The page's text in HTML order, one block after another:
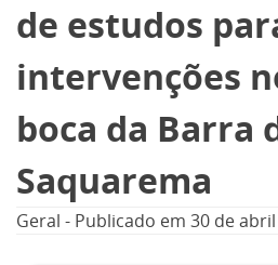
Cidades
Política
Opinião
Informe especial
de estudos
intervenções
boca da Barra
Saquarema
Geral - Publicado em 30 de